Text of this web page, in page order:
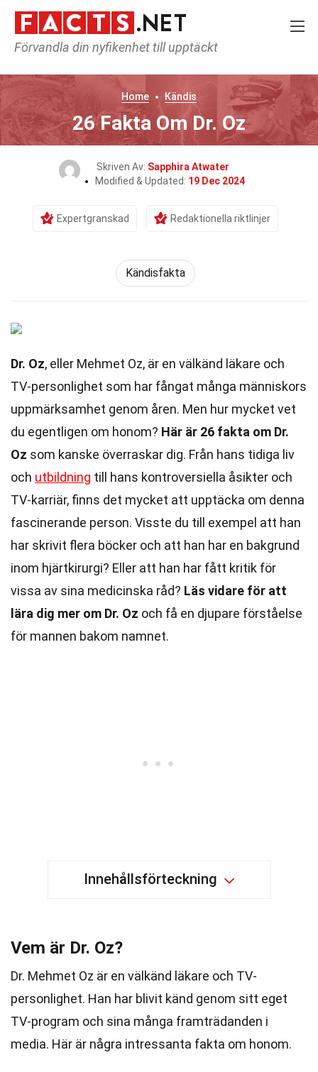
Förvandla din nyfikenhet till upptäckt
Home Kändis
26 Fakta Om Dr. Oz
Skriven Av: Sapphira Atwater
Modified & Updated: 19 Dec 2024
Expertgranskad Redaktionella riktlinjer
Kändisfakta
Dr. Oz, eller Mehmet Oz, är en välkänd läkare och
TV-personlighet som har fångat många människors
uppmärksamhet genom åren. Men hur mycket vet
du egentligen om honom? Här är 26 fakta om Dr.
Oz som kanske överraskar dig. Från hans tidiga liv
och utbildning till hans kontroversiella åsikter och
TV-karriär, finns det mycket att upptäcka om denna
fascinerande person. Visste du till exempel att han
har skrivit flera böcker och att han har en bakgrund
inom hjärtkirurgi? Eller att han har fått kritik för
vissa av sina medicinska råd? Läs vidare för att
lära dig mer om Dr. Oz och få en djupare förståelse
för mannen bakom namnet.
Innehållsförteckning
Vem är Dr. Oz?
Dr. Mehmet Oz är en välkänd läkare och TV-
personlighet. Han har blivit känd genom sitt eget
TV-program och sina många framträdanden i
media. Här är några intressanta fakta om honom.